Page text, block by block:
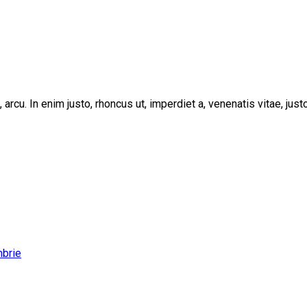
In enim justo, rhoncus ut, imperdiet a, venenatis vitae,